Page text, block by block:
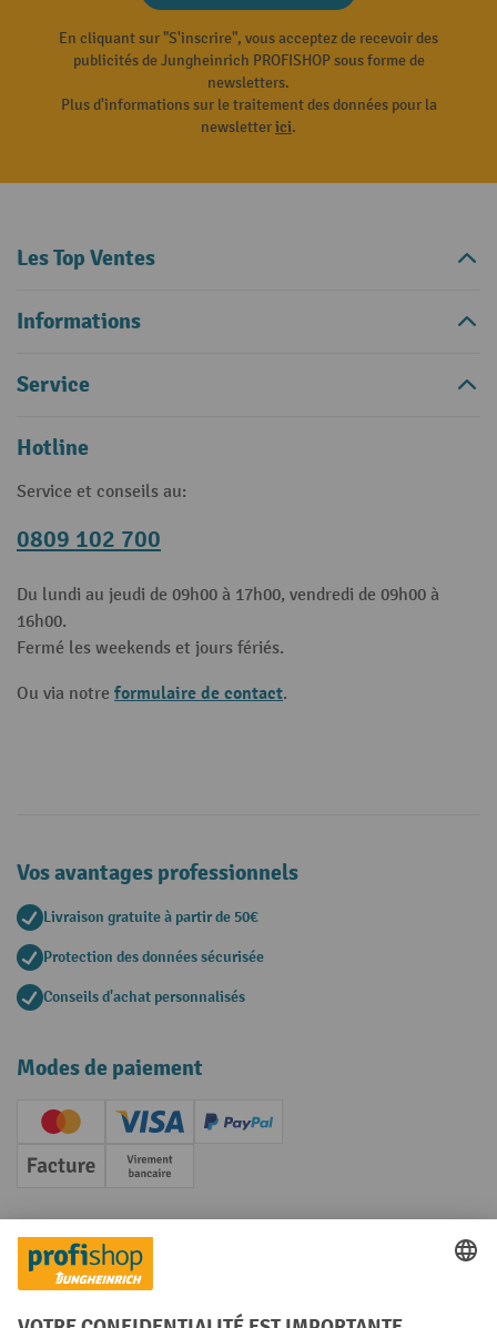
En cliquant sur "S'inscrire", vous acceptez de recevoir des
publicités de Jungheinrich PROFISHOP sous forme de
newsletters.
Plus d'informations sur le traitement des données pour la
newsletterici.
Les Top Ventes
Informations
Service
Hotline
Service et conseils au:
0809 102 700
Du lundi au jeudi de 09h00 à 17h00, vendredi de 09h00 à
16h00.
Fermé les weekends et jours fériés.
Ou via notre formulaire de contact.
Vos avantages professionnels
Livraison gratuite à partir de 50€
Protection des données sécurisée
Conseils d'achat personnalisés
Modes de paiement
Creditcard (Master)Creditcard (Visa)
PayPal
Facture Paiement anticipé
Réseaux sociaux
Facebook
YouTube
LinkedInInstagram